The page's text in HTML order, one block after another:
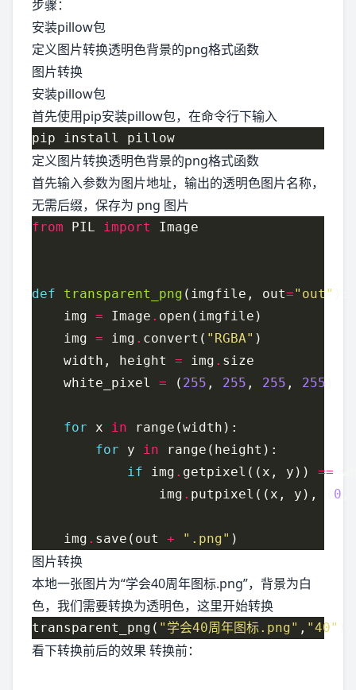
步骤：
安装pillow包
定义图片转换透明色背景的png格式函数
图片转换
安装pillow包
首先使用pip安装pillow包，在命令行下输入
定义图片转换透明色背景的png格式函数
首先输入参数为图片地址，输出的透明色图片名称，
无需后缀，保存为 png 图片
from PIL import
def transparent_png (imgfile, out="out"
    img
= Image .
    img
= img . convert( "RGBA"
    width, height
= img .
    white_pixel
= ( 255 , 255 , 255 , 255
for x in
for y in
if img . getpixel((x, y)) ==
                img
. putpixel((x, y), ( 0
    img
. save(out + ".png"
图片转换
本地一张图片为“学会40周年图标.png”，背景为白
色，我们需要转换为透明色，这里开始转换
transparent_png( "学会40周年图标.png" , "40"
看下转换前后的效果 转换前：